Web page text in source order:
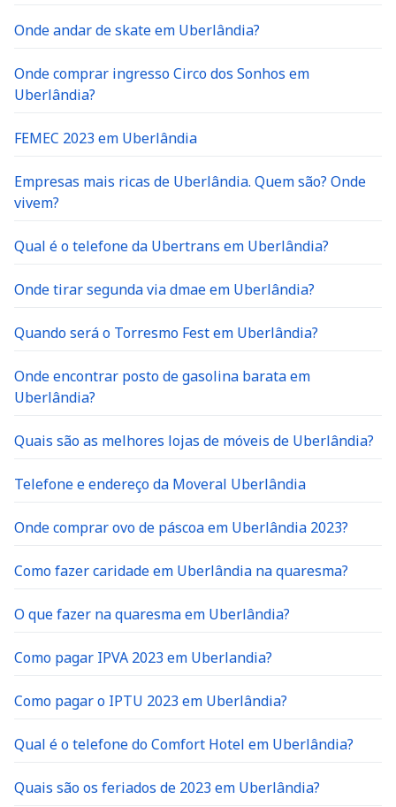
Onde andar de skate em Uberlândia?
Onde comprar ingresso Circo dos Sonhos em
Uberlândia?
FEMEC 2023 em Uberlândia
Empresas mais ricas de Uberlândia. Quem são? Onde
vivem?
Qual é o telefone da Ubertrans em Uberlândia?
Onde tirar segunda via dmae em Uberlândia?
Quando será o Torresmo Fest em Uberlândia?
Onde encontrar posto de gasolina barata em
Uberlândia?
Quais são as melhores lojas de móveis de Uberlândia?
Telefone e endereço da Moveral Uberlândia
Onde comprar ovo de páscoa em Uberlândia 2023?
Como fazer caridade em Uberlândia na quaresma?
O que fazer na quaresma em Uberlândia?
Como pagar IPVA 2023 em Uberlandia?
Como pagar o IPTU 2023 em Uberlândia?
Qual é o telefone do Comfort Hotel em Uberlândia?
Quais são os feriados de 2023 em Uberlândia?